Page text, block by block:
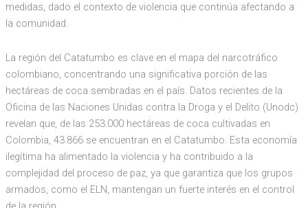
medidas, dado el contexto de violencia que continúa afectando a
la comunidad.
La región del Catatumbo es clave en el mapa del narcotráfico
colombiano, concentrando una significativa porción de las
hectáreas de coca sembradas en el país. Datos recientes de la
Oficina de las Naciones Unidas contra la Droga y el Delito (Unodc)
revelan que, de las 253.000 hectáreas de coca cultivadas en
Colombia, 43.866 se encuentran en el Catatumbo. Esta economía
ilegítima ha alimentado la violencia y ha contribuido a la
complejidad del proceso de paz, ya que garantiza que los grupos
armados, como el ELN, mantengan un fuerte interés en el control